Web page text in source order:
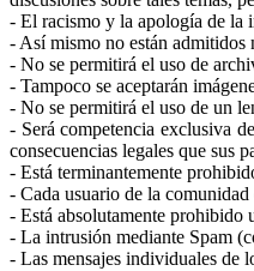
- El racismo y la apología de la
- Así mismo no están admitidos
- No se permitirá el uso de
- Tampoco se aceptarán
- No se permitirá el uso de un
- Será competencia exclusiva
consecuencias legales que sus
- Está terminantemente
- Cada usuario de la
- Está absolutamente prohibido
- La intrusión mediante Spam
- Las mensajes individuales de